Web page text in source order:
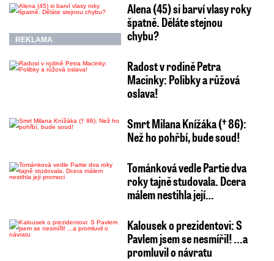
REKLAMA
Alena (45) si barví vlasy roky
špatně. Děláte stejnou
chybu?
Radost v rodině Petra
Macinky: Polibky a růžová
oslava!
Smrt Milana Knížáka († 86):
Než ho pohřbí, bude soud!
Tománková vedle Partie dva
roky tajně studovala. Dcera
málem nestihla její…
Kalousek o prezidentovi: S
Pavlem jsem se nesmířil! ...a
promluvil o návratu